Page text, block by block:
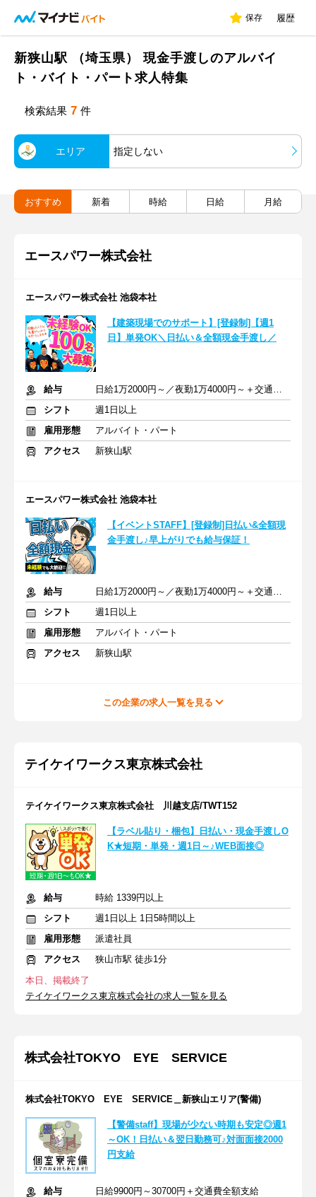
保存 履歴
新狭山駅 （埼玉県） 現金手渡しのアルバイ
ト・バイト・パート求人特集
検索結果 7 件
エリア 指定しない
おすすめ 新着 時給 日給 月給
エースパワー株式会社
エースパワー株式会社 池袋本社
【建築現場でのサポート】[登録制]【週1
日】単発OK＼日払い＆全額現金手渡し／
給与
日給1万2000円～／夜勤1万4000円～＋交通費＋各種手当
シフト
週1日以上
雇用形態
アルバイト・パート
アクセス
新狭山駅
エースパワー株式会社 池袋本社
【イベントSTAFF】[登録制]日払い&全額現
金手渡し♪早上がりでも給与保証！
給与
日給1万2000円～／夜勤1万4000円～＋交通費＋各種手当
シフト
週1日以上
雇用形態
アルバイト・パート
アクセス
新狭山駅
この企業の求人一覧を見る
テイケイワークス東京株式会社
テイケイワークス東京株式会社 川越支店/TWT152
【ラベル貼り・梱包】日払い・現金手渡しO
K★短期・単発・週1日～♪WEB面接◎
給与
時給 1339円以上
シフト
週1日以上 1日5時間以上
雇用形態
派遣社員
アクセス
狭山市駅 徒歩1分
本日、掲載終了
テイケイワークス東京株式会社の求人一覧を見る
株式会社TOKYO EYE SERVICE
株式会社TOKYO EYE SERVICE＿新狭山エリア(警備)
【警備staff】現場が少ない時期も安定◎週1
～OK！日払い＆翌日勤務可♪対面面接2000
円支給
給与
日給9900円～30700円＋交通費全額支給